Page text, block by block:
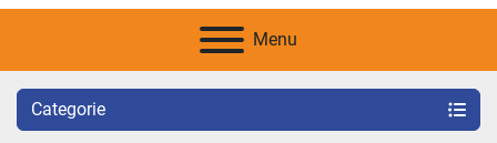
Menu
Categorie